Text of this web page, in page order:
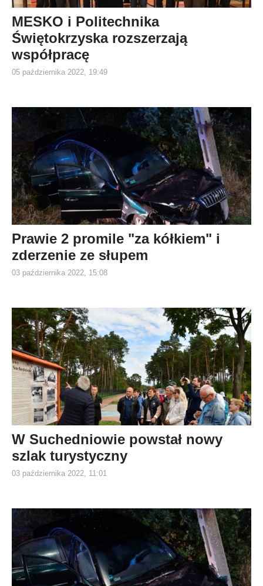
MESKO i Politechnika
Świętokrzyska rozszerzają
współpracę
05 października 2022, 19:49
Prawie 2 promile "za kółkiem" i
zderzenie ze słupem
03 października 2022, 15:08
W Suchedniowie powstał nowy
szlak turystyczny
03 października 2022, 11:01